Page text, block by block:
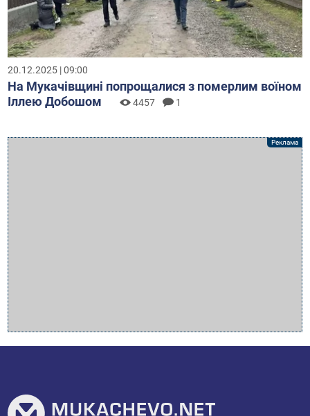
20.12.2025 | 09:00
На Мукачівщині попрощалися з померлим воїном
Іллею Добошом
4457 1